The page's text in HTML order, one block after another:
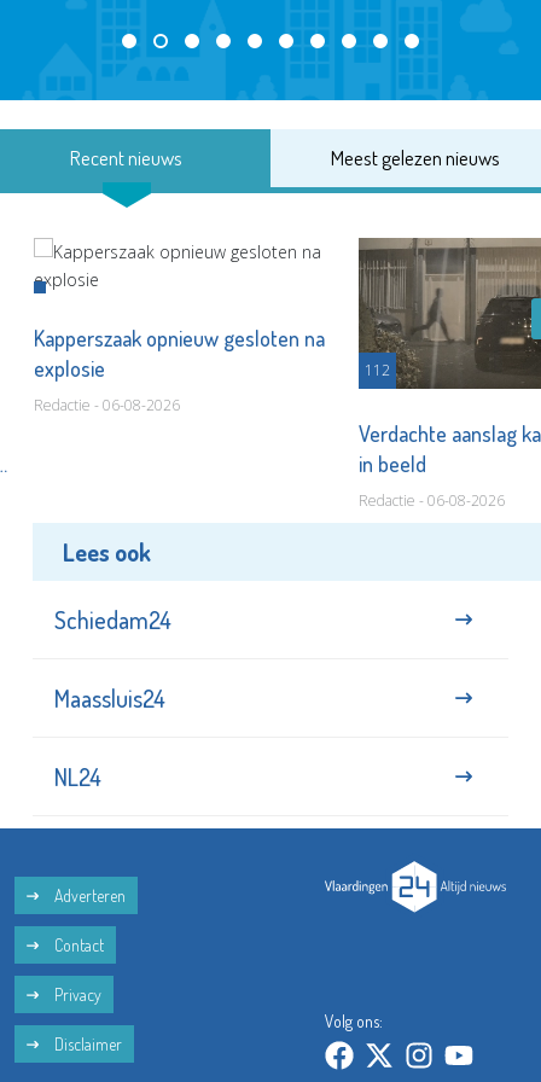
Recent nieuws Meest gelezen nieuws
Kapperszaak opnieuw gesloten na
explosie
Redactie - 06-08-2026
112
Verdachte aanslag
in beeld
Redactie - 06-08-2026
Lees ook
Schiedam24
Maassluis24
NL24
Adverteren
Contact
Privacy
Disclaimer
Volg ons: